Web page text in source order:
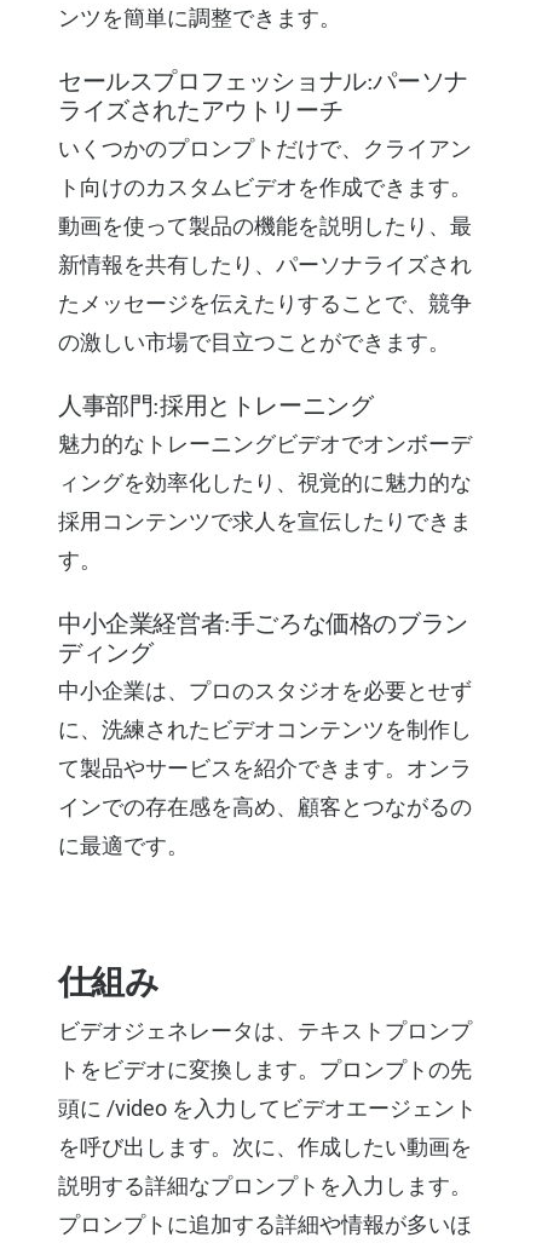
ンツを簡単に調整できます。
セールスプロフェッショナル:パーソナ
ライズされたアウトリーチ
いくつかのプロンプトだけで、クライアン
ト向けのカスタムビデオを作成できます。
動画を使って製品の機能を説明したり、最
新情報を共有したり、パーソナライズされ
たメッセージを伝えたりすることで、競争
の激しい市場で目立つことができます。
人事部門:採用とトレーニング
魅力的なトレーニングビデオでオンボーデ
ィングを効率化したり、視覚的に魅力的な
採用コンテンツで求人を宣伝したりできま
す。
中小企業経営者:手ごろな価格のブラン
ディング
中小企業は、プロのスタジオを必要とせず
に、洗練されたビデオコンテンツを制作し
て製品やサービスを紹介できます。オンラ
インでの存在感を高め、顧客とつながるの
に最適です。
仕組み
ビデオジェネレータは、テキストプロンプ
トをビデオに変換します。プロンプトの先
頭に /video を入力してビデオエージェント
を呼び出します。次に、作成したい動画を
説明する詳細なプロンプトを入力します。
プロンプトに追加する詳細や情報が多いほ